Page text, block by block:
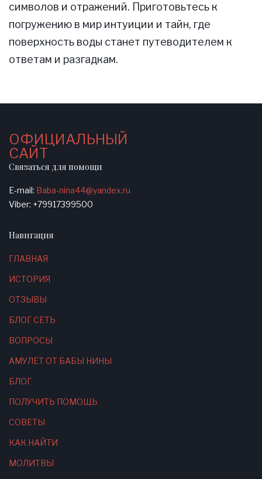
символов и отражений. Приготовьтесь к
погружению в мир интуиции и тайн, где
поверхность воды станет путеводителем к
ответам и разгадкам.
ОФИЦИАЛЬНЫЙ
САЙТ
Связаться для помощи
E-mail: Baba-nina44@yandex.ru
Viber: +79917399500
Навигация
ГЛАВНАЯ
ИСТОРИЯ
ОТЗЫВЫ
БЛОГ СЕТЬ
ВОПРОСЫ
АМУЛЕТ ОТ БАБЫ НИНЫ
БЛОГ
ПОЛУЧИТЬ ПОМОЩЬ
СОВЕТЫ
КАК НАЙТИ
МОЛИТВЫ